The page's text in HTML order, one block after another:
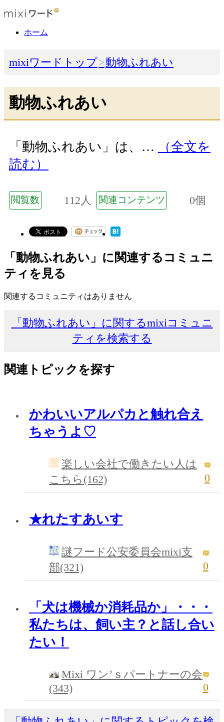
ホーム
mixiワードトップ 動物ふれあい
動物ふれあい
「動物ふれあい」は、…
（全文を
読む）
閲覧数 112人 関連コンテンツ 0個
「動物ふれあい」に関連するコミュニ
ティを見る
関連するコミュニティはありません
「動物ふれあい」に関するmixiコミュニ
ティを検索する
関連トピックを探す
かわいいアルパカと触れ合え
ちゃうよ♡
楽しい会社で働きたい人は
こちら(162)
0
★れたすあいす
謎フード公安委員会mixi支
部(321)
0
「犬は機械か消耗品か」・・・
私たちは、飼い主？と話し合い
たい！
Mixi ワン’ｓパートナーの会
(343)
0